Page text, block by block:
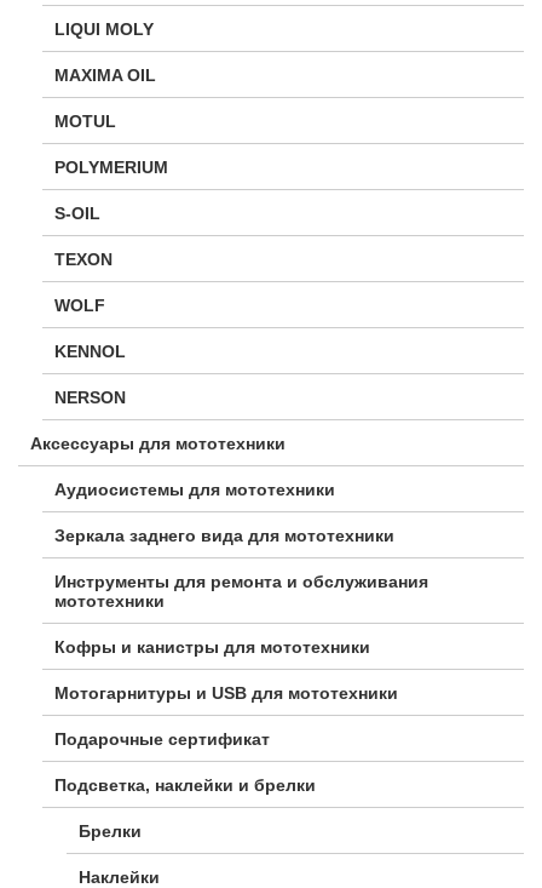
LIQUI MOLY
MAXIMA OIL
MOTUL
POLYMERIUM
S-OIL
TEXON
WOLF
KENNOL
NERSON
Аксессуары для мототехники
Аудиосистемы для мототехники
Зеркала заднего вида для мототехники
Инструменты для ремонта и обслуживания
мототехники
Кофры и канистры для мототехники
Мотогарнитуры и USB для мототехники
Подарочные сертификат
Подсветка, наклейки и брелки
Брелки
Наклейки